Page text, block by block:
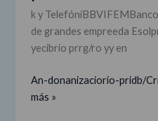
k y
de grandes empreeda
yecibrio prrg/ro yy en
An-donanizaciorio-pridb/
más »